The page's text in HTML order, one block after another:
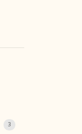
3